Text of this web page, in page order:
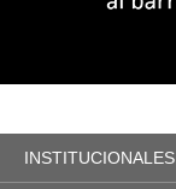
INSTITUCIONALES